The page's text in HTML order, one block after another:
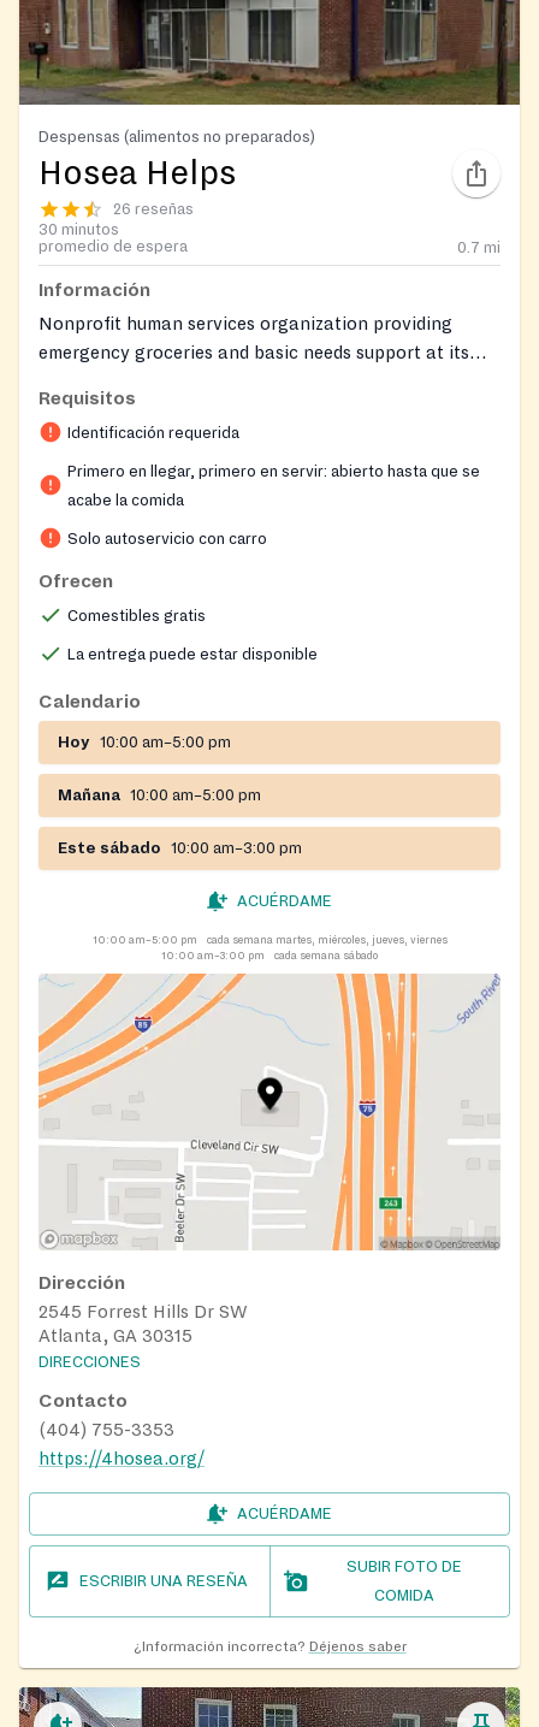
Despensas (alimentos no preparados)
Hosea Helps
26 reseñas
30 minutos
promedio de espera
0.7 mi
Información
Nonprofit human services organization providing
emergency groceries and basic needs support at its
raise public awareness about problems facing families
and individuals at risk of or living in poverty, and to
mobilize financial resources, products, and volunteers
to solve those problems and stabilize households.
Hosea Helps also offers homelessness prevention and
other supports including rent, mortgage and utility
assistance, rapid rehousing, and financial education,
with case managers helping stabilize families. They
Requisitos
Identificación requerida
Primero en llegar, primero en servir: abierto hasta que se
acabe la comida
Solo autoservicio con carro
Ofrecen
Comestibles gratis
La entrega puede estar disponible
Calendario
Hoy 10:00 am–5:00 pm
Mañana 10:00 am–5:00 pm
Este sábado 10:00 am–3:00 pm
ACUÉRDAME
10:00 am–5:00 pm
cada semana martes, miércoles, jueves, viernes
10:00 am–3:00 pm
cada semana sábado
Dirección
2545 Forrest Hills Dr SW
Atlanta, GA 30315
DIRECCIONES
Contacto
(404) 755-3353
https://4hosea.org/
ACUÉRDAME
ESCRIBIR UNA RESEÑA
SUBIR FOTO DE
COMIDA
¿Información incorrecta? Déjenos saber